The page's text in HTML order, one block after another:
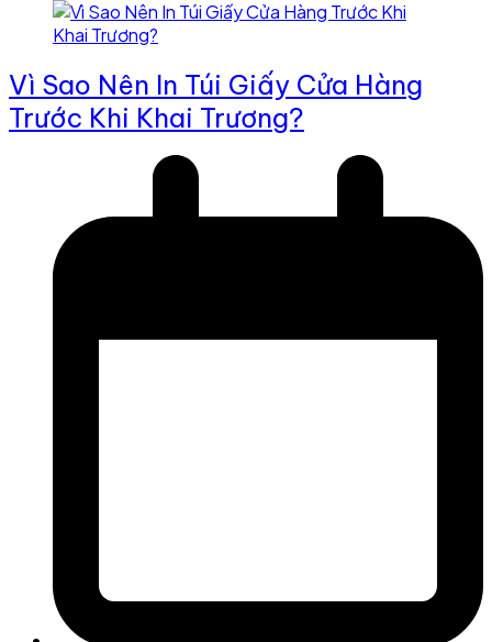
Vì Sao Nên In Túi Giấy Cửa Hàng
Trước Khi Khai Trương?